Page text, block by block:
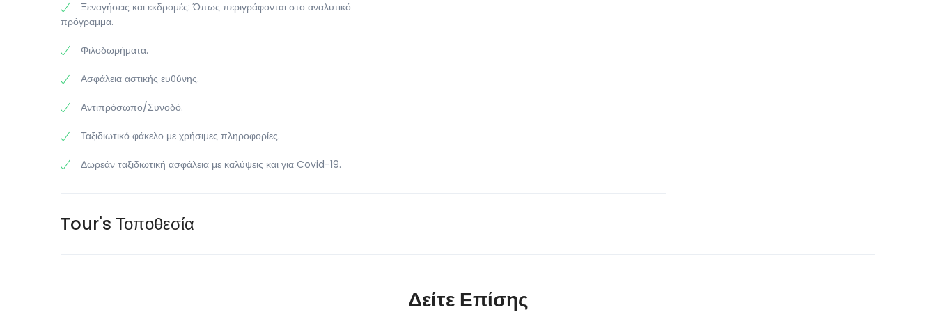
Ξεναγήσεις και εκδρομές: Όπως περιγράφονται στο αναλυτικό
πρόγραμμα.
Φιλοδωρήματα.
Ασφάλεια αστικής ευθύνης.
Αντιπρόσωπο/Συνοδό.
Ταξιδιωτικό φάκελο με χρήσιμες πληροφορίες.
Δωρεάν ταξιδιωτική ασφάλεια με καλύψεις και για Covid-19.
Tour's Τοποθεσία
Δείτε Επίσης